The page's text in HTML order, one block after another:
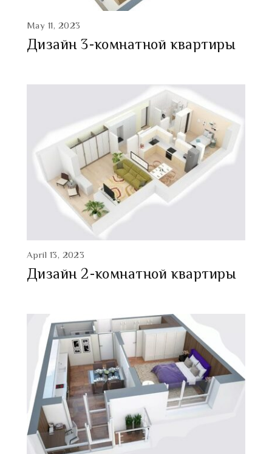
May 11, 2023
Дизайн 3-комнатной квартиры
April 13, 2023
Дизайн 2-комнатной квартиры